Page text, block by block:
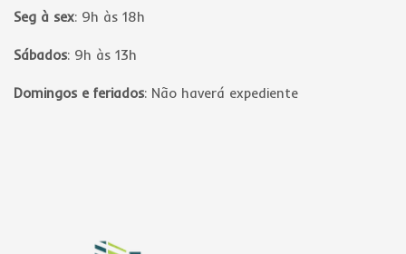
Seg à sex: 9h às 18h
Sábados: 9h às 13h
Domingos e feriados: Não haverá expediente